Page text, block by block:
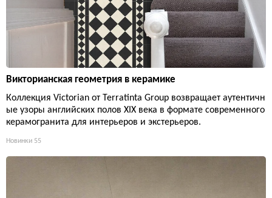
Викторианская геометрия в керамике
Коллекция Victorian от Terratinta Group возвращает аутентичн
ые узоры английских полов XIX века в формате современного
керамогранита для интерьеров и экстерьеров.
Новинки 55